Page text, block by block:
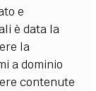
e
è data la
la
a dominio
contenute